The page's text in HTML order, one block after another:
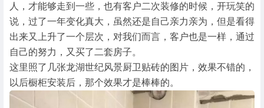
人，才能够走到一些，也有客户二次装修的时候，开玩笑的
说，过了一年变化真大，虽然还是自己亲力亲为，但是看得
出来又上升了一个层次，对我们而言，客户也是一样，通过
自己的努力，又买了二套房子。
这里照了几张龙湖世纪风景厨卫贴砖的图片，效果不错的，
以后橱柜安装后，那个效果才是棒棒的。